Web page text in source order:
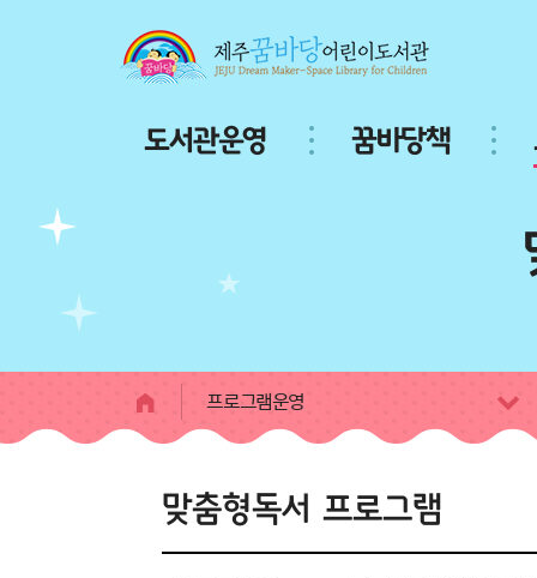
도서관운영 꿈바당책
프로그램운영
맞춤형독서 프로그램